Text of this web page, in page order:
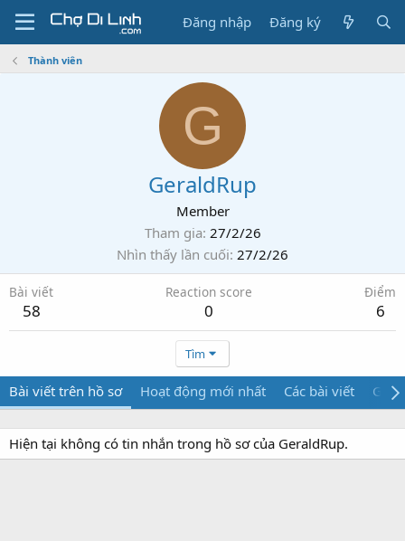
Đăng nhập Đăng ký
Thành viên
G
GeraldRup
Member
Tham gia 27/2/26
Nhìn thấy lần cuối 27/2/26
Bài viết
58
Reaction score
0
Điểm
6
Tìm
Bài viết trên hồ sơ Hoạt động mới nhất Các bài viết Giới
Hiện tại không có tin nhắn trong hồ sơ của GeraldRup.